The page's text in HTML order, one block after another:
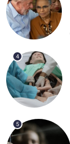
4
5